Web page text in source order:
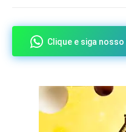
Clique e siga